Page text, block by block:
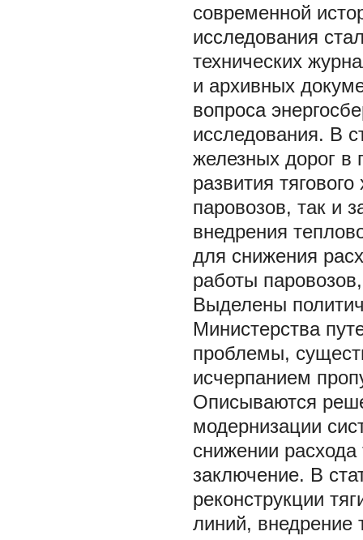
современной
исследования
технических
и архивных
вопроса
исследования. В
железных дорог в
развития
паровозов, так и
внедрения
для снижения
работы
Выделены
Министерства
проблемы,
исчерпанием
Описываются
модернизации
снижении
заключение. В
реконструкции
линий, внедрение